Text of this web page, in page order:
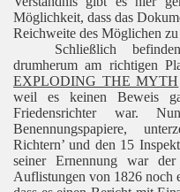
Möglichkeit, dass das
Reichweite des Möglichen zu
Schließlich
drumherum am richtigen
EXPLODING THE MYTH
weil es keinen Beweis
Friedensrichter war.
Benennungspapiere,
Richtern’ und den 15
seiner Ernennung war
Auflistungen von 1826 noch